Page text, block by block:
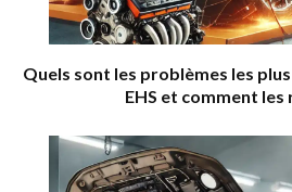
Quels sont les problèmes les
EHS et comment les